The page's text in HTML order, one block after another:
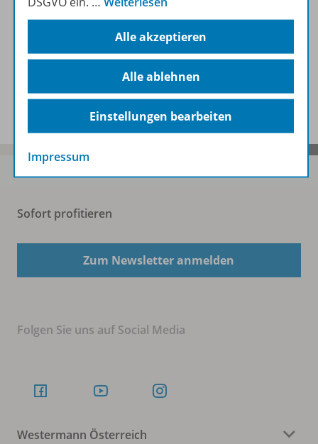
Zugehörige Produkte
Video
Sofort profitieren
Zum Newsletter anmelden
Folgen Sie uns auf Social Media
Westermann Österreich
Alle akzeptieren
Alle ablehnen
Einstellungen bearbeiten
Impressum